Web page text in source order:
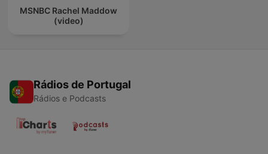
MSNBC Rachel Maddow
(video)
Rádios de Portugal
Rádios e Podcasts